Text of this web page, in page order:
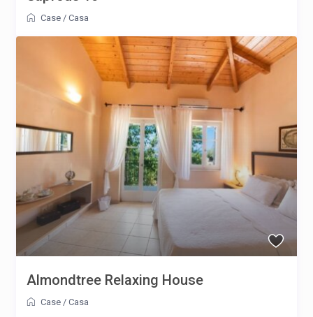
Case /Casa
Almondtree Relaxing House
Case /Casa